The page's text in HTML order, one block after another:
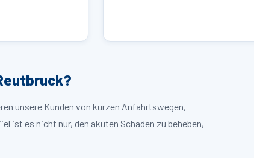
unsere Kunden von kurzen Anfahrtswegen,
ist es nicht nur, den akuten Schaden zu beheben,